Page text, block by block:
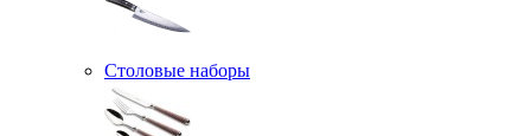
Столовые наборы